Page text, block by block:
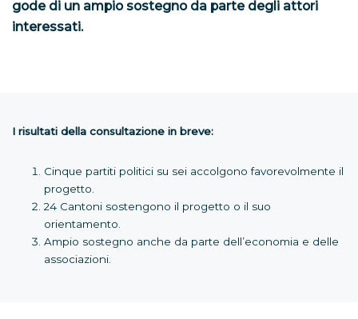
gode di un ampio sostegno da parte degli attori
interessati.
I risultati della consultazione in breve:
Cinque partiti politici su sei accolgono favorevolmente il
progetto.
24 Cantoni sostengono il progetto o il suo
orientamento.
Ampio sostegno anche da parte dell’economia e delle
associazioni.